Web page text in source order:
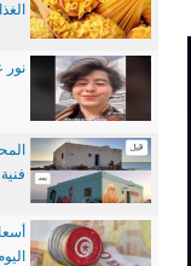
نور